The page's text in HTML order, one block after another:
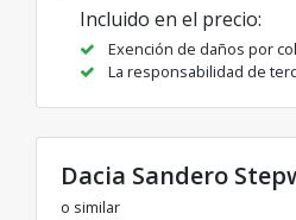
Incluido en el precio:
Exención de daños por
La responsabilidad de
Dacia Sandero
o similar